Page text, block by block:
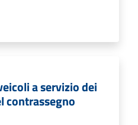
a servizio dei
contrassegno